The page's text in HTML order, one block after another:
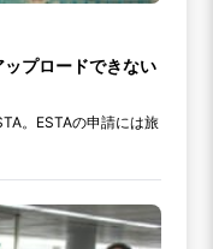
プロードできない
。ESTAの申請には旅